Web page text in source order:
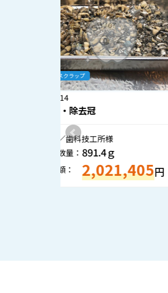
歯科金属スクラップ
2026.7.8
撤去冠・除去冠
神奈川県／歯科技工所様
重量・数量：
買取金額： 860,706